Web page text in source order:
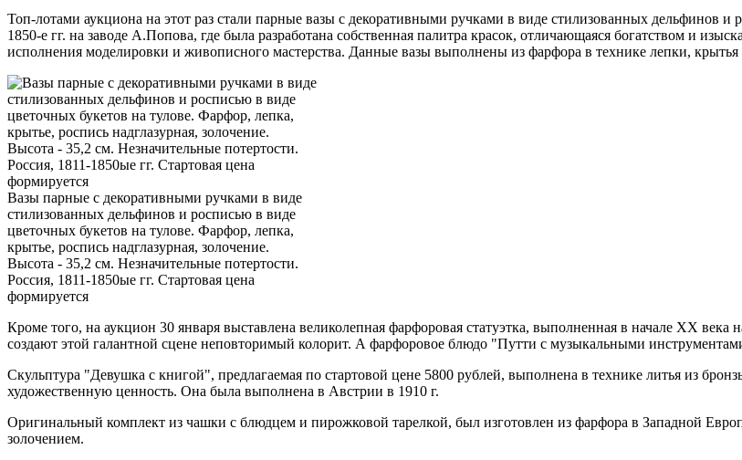
Топ-лотами аукциона на этот раз стали парные вазы с декоративными ручками в виде стилизованных дельфинов
1850-е гг. на заводе А.Попова, где была разработана собственная палитра красок, отличающаяся богатством и
исполнения моделировки и живописного мастерства. Данные вазы выполнены из фарфора в технике лепки, крытья
Вазы парные с декоративными ручками в виде
стилизованных дельфинов и росписью в виде
цветочных букетов на тулове. Фарфор, лепка,
крытье, роспись надглазурная, золочение.
Высота - 35,2 см. Незначительные потертости.
Россия, 1811-1850ые гг. Стартовая цена
формируется
Кроме того, на аукцион 30 января выставлена великолепная фарфоровая статуэтка, выполненная в начале XX
создают этой галантной сцене неповторимый колорит. А фарфоровое блюдо "Путти с музыкальными
Скульптура "Девушка с книгой", предлагаемая по стартовой цене 5800 рублей, выполнена в технике литья из
художественную ценность. Она была выполнена в Австрии в 1910 г.
Оригинальный комплект из чашки с блюдцем и пирожковой тарелкой, был изготовлен из фарфора в Западной
золочением.